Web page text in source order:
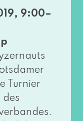
9:00–
Turnier
des